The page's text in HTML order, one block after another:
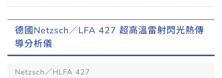
德國Netzsch／LFA 427 超高溫雷射閃光熱傳
導分析儀
Netzsch／HLFA 427